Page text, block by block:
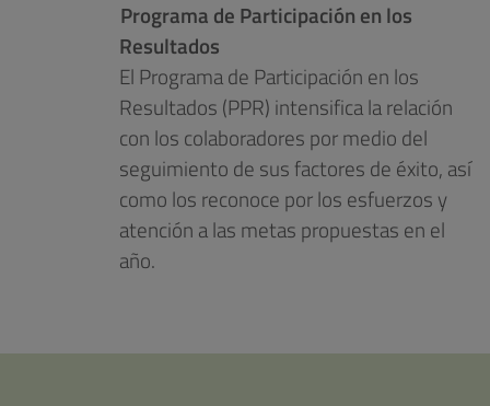
Programa de Participación en los
Resultados
El Programa de Participación en los
Resultados (PPR) intensifica la relación
con los colaboradores por medio del
seguimiento de sus factores de éxito, así
como los reconoce por los esfuerzos y
atención a las metas propuestas en el
año.